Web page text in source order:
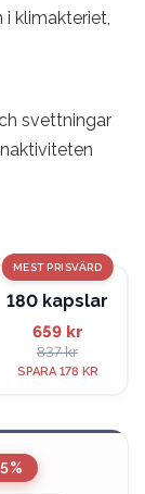
klimakteriet,
svettningar
MEST PRISVÄRD
180 kapslar
659 kr
837 kr
SPARA 178 KR